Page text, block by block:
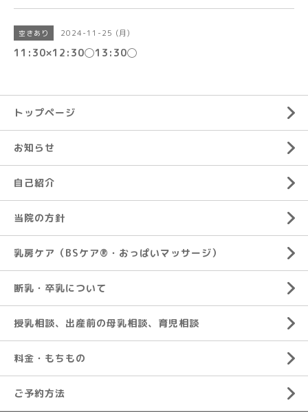
空きあり 2024-11-25 (月)
11:30×12:30◯13:30◯
トップページ
お知らせ
自己紹介
当院の方針
乳房ケア（BSケア®︎・おっぱいマッサージ）
断乳・卒乳について
授乳相談、出産前の母乳相談、育児相談
料金・もちもの
ご予約方法